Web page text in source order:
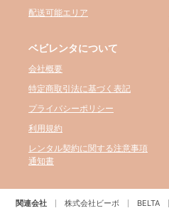
配送可能エリア
ベビレンタについて
会社概要
特定商取引法に基づく表記
プライバシーポリシー
利用規約
レンタル契約に関する注意事項
通知書
関連会社 株式会社ビーボ BELTA